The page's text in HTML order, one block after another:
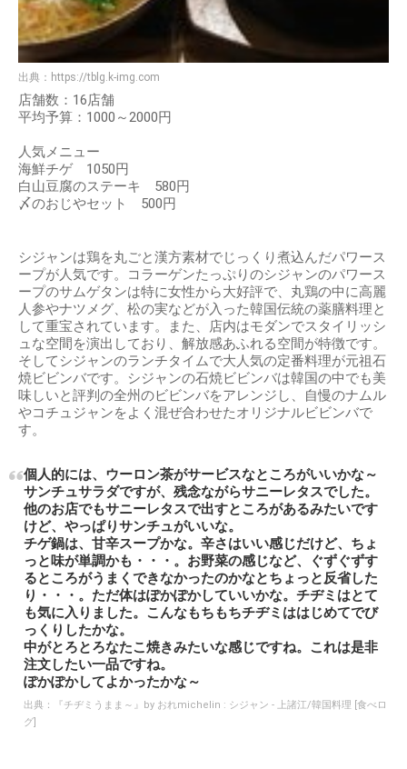
出典： https://tblg.k-img.com
店舗数：16店舗
平均予算：1000～2000円
人気メニュー
海鮮チゲ 1050円
白山豆腐のステーキ 580円
〆のおじやセット 500円
シジャンは鶏を丸ごと漢方素材でじっくり煮込んだパワース
ープが人気です。コラーゲンたっぷりのシジャンのパワース
ープのサムゲタンは特に女性から大好評で、丸鶏の中に高麗
人参やナツメグ、松の実などが入った韓国伝統の薬膳料理と
して重宝されています。また、店内はモダンでスタイリッシ
ュな空間を演出しており、解放感あふれる空間が特徴です。
そしてシジャンのランチタイムで大人気の定番料理が元祖石
焼ビビンバです。シジャンの石焼ビビンバは韓国の中でも美
味しいと評判の全州のビビンバをアレンジし、自慢のナムル
やコチュジャンをよく混ぜ合わせたオリジナルビビンバで
す。
個人的には、ウーロン茶がサービスなところがいいかな～
サンチュサラダですが、残念ながらサニーレタスでした。
他のお店でもサニーレタスで出すところがあるみたいです
けど、やっぱりサンチュがいいな。
チゲ鍋は、甘辛スープかな。辛さはいい感じだけど、ちょ
っと味が単調かも・・・。お野菜の感じなど、ぐずぐずす
るところがうまくできなかったのかなとちょっと反省した
り・・・。ただ体はぽかぽかしていいかな。チヂミはとて
も気に入りました。こんなもちもちチヂミははじめてでび
っくりしたかな。
中がとろとろなたこ焼きみたいな感じですね。これは是非
注文したい一品ですね。
ぽかぽかしてよかったかな～
出典：
『チヂミうまま～』by おれmichelin : シジャン - 上諸江/韓国料理 [食べロ
グ]